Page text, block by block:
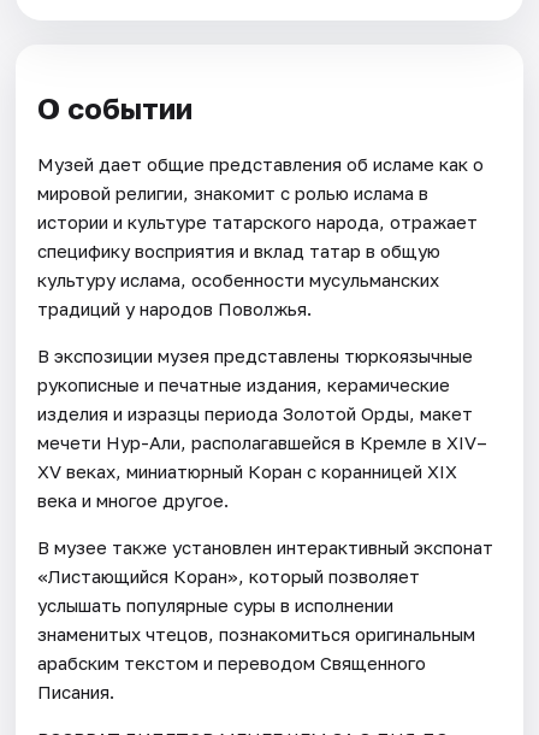
О событии
Музей дает общие представления об исламе как о
мировой религии, знакомит с ролью ислама в
истории и культуре татарского народа, отражает
специфику восприятия и вклад татар в общую
культуру ислама, особенности мусульманских
традиций у народов Поволжья.
В экспозиции музея представлены тюркоязычные
рукописные и печатные издания, керамические
изделия и изразцы периода Золотой Орды, макет
мечети Нур-Али, располагавшейся в Кремле в XIV–
XV веках, миниатюрный Коран с коранницей XIX
века и многое другое.
В музее также установлен интерактивный экспонат
«Листающийся Коран», который позволяет
услышать популярные суры в исполнении
знаменитых чтецов, познакомиться оригинальным
арабским текстом и переводом Священного
Писания.